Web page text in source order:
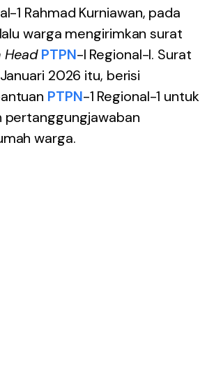
1 Rahmad Kurniawan, pada
warga mengirimkan surat
Head PTPN-I Regional-I. Surat
2026 itu, berisi
PTPN-1 Regional-1 untuk
pertanggungjawaban
warga.